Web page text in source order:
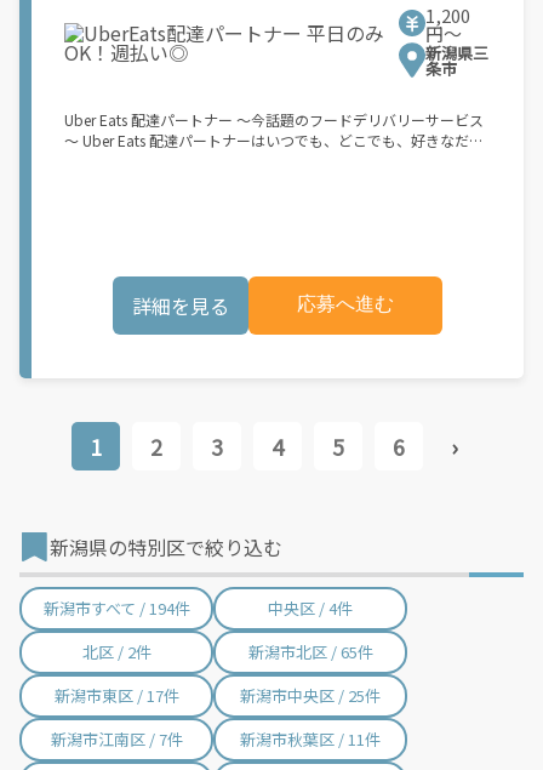
超）もOKですが、その場合は...】 事業用ナンバー（軽自動車の場
合は黒ナンバー、バイクの場合は緑ナンバー）が必要になりま
す。 ※稼働できるのは、あなたの街で Uber Eats のサービスが開
市でのサービス開始に向けた準備を進めており、現在、配達パー
トナー希望者に対してプラットフォームへの事前登録の機会を提
\"\"\"\"\"
1,200
円〜
新潟県三
条市
Uber Eats 配達パートナー ～今話題のフードデリバリーサービス
～ Uber Eats 配達パートナーはいつでも、どこでも、好きなだけ
くても問題ありません！ ★自分の自転車・原付バイク(125cc以
下)・軽貨物車両でOK！ ★私服でOK！ ＼万がイチという時も安
心！事故の時は安心の傷害補償！／ 必要なのは【自転車】と【ス
ど忙しいからこそ、空いた時間を有効活用！自分にあったスタイ
ルで稼働できます。 「休日に１時間だけ…！」 「予定がなくなっ
たから今日稼ぐか...！」 時間も場所も自分次第！ 【原付（125cc
ンバー、バイクの場合は緑ナンバー）が必要になります。 ※稼働
できるのは、あなたの街で Uber Eats のサービスが開始してから
になります。サービス開始日は、アカウント作成後に配信される
メールをご確認ください。 \"Uber Eats は一部の都市でのサービ
ス開始に向けた準備を進めており、現在、配達パートナー希望者
に対してプラットフォームへの事前登録の機会を提供していま
す。実際に Uber Eats プラットフォームを通じた収益機会が始ま
るのは、お客様の地域でサービスが正式に開始された後となりま
す。市場でのサービス開始時期は地域によって異なる可能性があ
り、事前にご登録いただいた場合でも、必ずしも配達リクエスト
へのアクセスが保証されるわけではありません。\"
詳細を見る 応募へ進む
1 2 3 4 5 6 ›
新潟県の特別区で絞り込む
新潟市すべて / 194件
中央区 / 4件
北区 / 2件
新潟市北区 / 65件
新潟市東区 / 17件
新潟市中央区 / 25件
新潟市江南区 / 7件
新潟市秋葉区 / 11件